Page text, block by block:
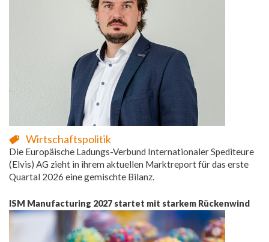
Wirtschaftspolitik
Die Europäische Ladungs-Verbund Internationaler Spediteure
(Elvis) AG zieht in ihrem aktuellen Marktreport für das erste
Quartal 2026 eine gemischte Bilanz.
ISM Manufacturing 2027 startet mit starkem Rückenwind